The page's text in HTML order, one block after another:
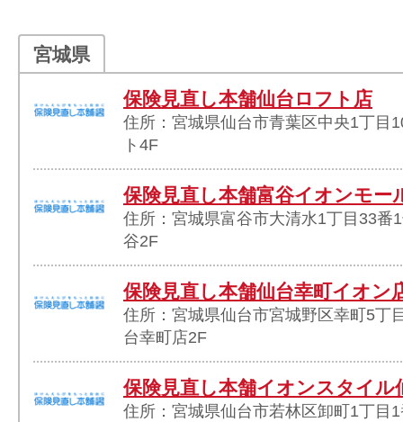
宮城県
保険見直し本舗仙台ロフト店
住所：宮城県仙台市青葉区中央1丁目
ト4F
保険見直し本舗富谷イオンモー
住所：宮城県富谷市大清水1丁目33番
谷2F
保険見直し本舗仙台幸町イオン
住所：宮城県仙台市宮城野区幸町5丁
台幸町店2F
保険見直し本舗イオンスタイル
住所：宮城県仙台市若林区卸町1丁目